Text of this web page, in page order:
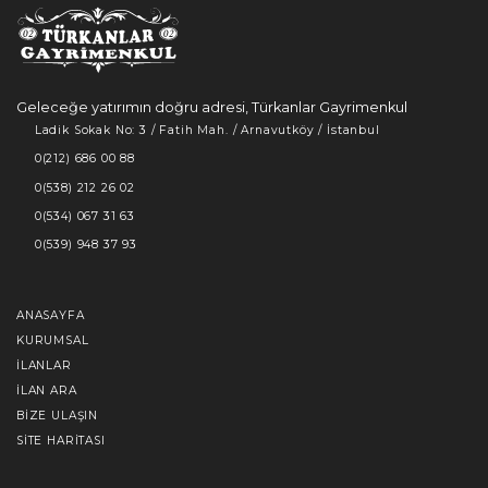
Geleceğe yatırımın doğru adresi, Türkanlar Gayrimenkul
Ladik Sokak No: 3 / Fatih Mah. / Arnavutköy / İstanbul
0(212) 686 00 88
0(538) 212 26 02
0(534) 067 31 63
0(539) 948 37 93
ANASAYFA
KURUMSAL
İLANLAR
İLAN ARA
BIZE ULAŞIN
SITE HARITASI